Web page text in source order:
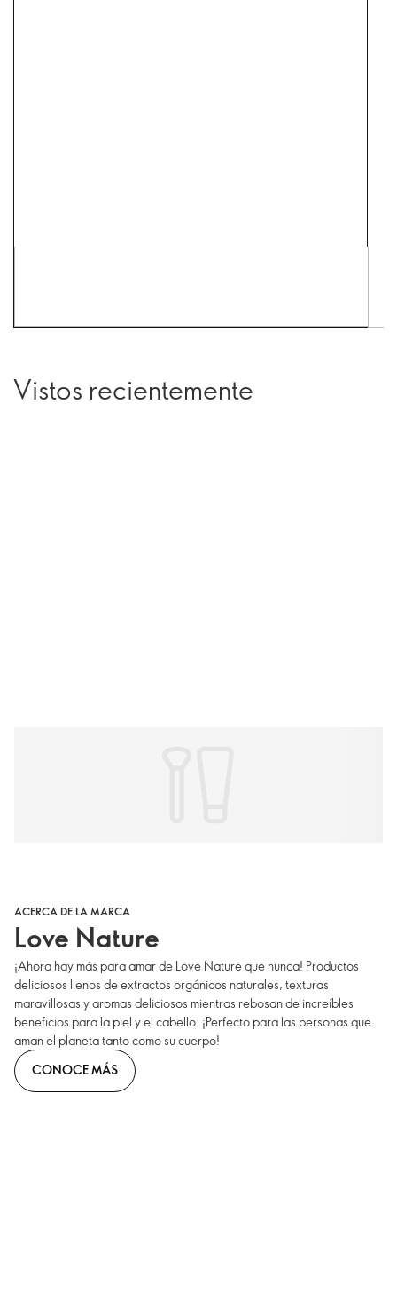
Vistos recientemente
ACERCA DE LA MARCA
Love Nature
¡Ahora hay más para amar de Love Nature que nunca! Productos
deliciosos llenos de extractos orgánicos naturales, texturas
maravillosas y aromas deliciosos mientras rebosan de increíbles
beneficios para la piel y el cabello. ¡Perfecto para las personas que
aman el planeta tanto como su cuerpo!
CONOCE MÁS